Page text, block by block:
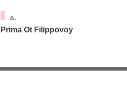
Prima Ot Filippovoy